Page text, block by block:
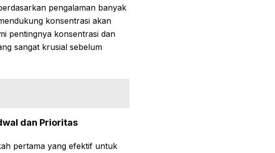
pengalaman banyak
konsentrasi akan
pentingnya konsentrasi dan
sangat krusial sebelum
dan Prioritas
pertama yang efektif untuk